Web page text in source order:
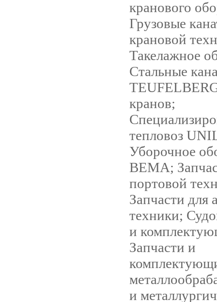
кранового
Грузовые
крановой
Такелажное
Стальные
кранов;
тепловоз
Уборочное
BEMA;
портовой
Запчасти для
техники;
и
Запчасти и
и